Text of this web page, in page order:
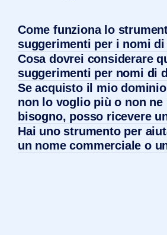
Come funziona lo
suggerimenti per i nomi
Cosa dovrei considerare
suggerimenti per nomi di
Se acquisto il mio
non lo voglio più o non ne
bisogno, posso ricevere
Hai uno strumento per
un nome commerciale o